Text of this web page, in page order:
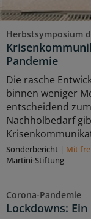
Herbstsymposium
Pandemie
Die rasche
binnen weniger
entscheidend
Nachholbedarf
Sonderbericht | Mit
Martini-Stiftung
Corona-Pandemie
Lockdowns: